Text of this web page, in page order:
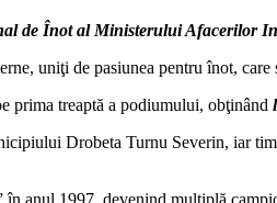
Înot al Ministerului Afacerilor
uniţi de pasiunea pentru înot, care
prima treaptă a podiumului, obţinând
Drobeta Turnu Severin, iar
anul 1997, devenind multiplă